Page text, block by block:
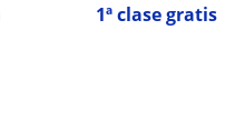
1ª clase gratis